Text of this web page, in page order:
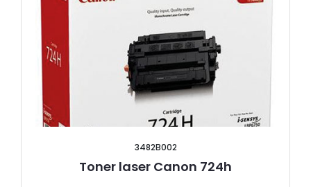
3482B002
Toner laser Canon 724h